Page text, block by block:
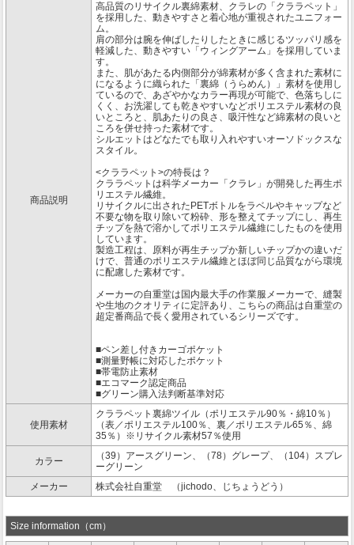
商品説明
高品質のリサイクル裏綿素材、クラレの「クララペット」
を採用した、動きやすさと着心地が重視されたユニフォー
ム。
肩の部分は腕を伸ばしたりしたときに感じるツッパリ感を
軽減した、動きやすい「ウィングアーム」を採用していま
す。
また、肌があたる内側部分が綿素材が多く含まれた素材に
になるように織られた「裏綿（うらめん）」素材を使用し
ているので、あざやかなカラー再現が可能で、色落ちしに
くく、お洗濯しても乾きやすいなどポリエステル素材の良
いところと、肌あたりの良さ、吸汗性など綿素材の良いと
ころを併せ持った素材です。
シルエットはどなたでも取り入れやすいオーソドックスな
スタイル。
<クララペット>の特長は？
クララペットは科学メーカー「クラレ」が開発した再生ポ
リエステル繊維。
リサイクルに出されたPETボトルをラベルやキャップなど
不要な物を取り除いて粉砕、形を整えてチップにし、再生
チップを熱で溶かしてポリエステル繊維にしたものを使用
しています。
製造工程は、原料が再生チップか新しいチップかの違いだ
けで、普通のポリエステル繊維とほぼ同じ品質ながら環境
に配慮した素材です。
メーカーの自重堂は国内最大手の作業服メーカーで、縫製
や生地のクオリティに定評あり、こちらの商品は自重堂の
超定番商品で長く愛用されているシリーズです。
■ペン差し付きカーゴポケット
■測量野帳に対応したポケット
■帯電防止素材
■エコマーク認定商品
■グリーン購入法判断基準対応
使用素材
クララペット裏綿ツイル（ポリエステル90％・綿10％）
（表／ポリエステル100％、裏／ポリエステル65％、綿
35％）※リサイクル素材57％使用
カラー
（39）アースグリーン、（78）グレープ、（104）スプレ
ーグリーン
メーカー
株式会社自重堂 （jichodo、じちょうどう）
Size information（cm）